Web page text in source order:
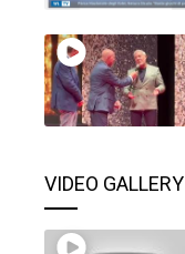
VIDEO GALLERY